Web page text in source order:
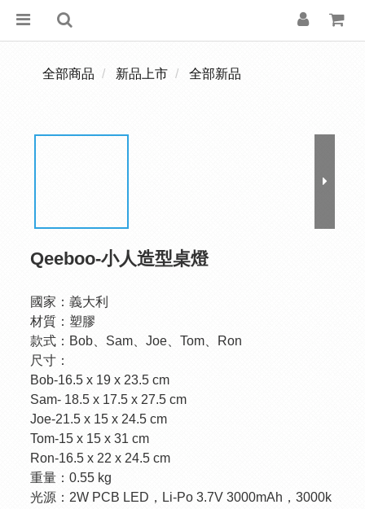
全部商品 新品上市 全部新品
Qeeboo-小人造型桌燈
國家：義大利
材質：塑膠
款式：Bob、Sam、Joe、Tom、Ron
尺寸：
Bob-16.5 x 19 x 23.5 cm
Sam- 18.5 x 17.5 x 27.5 cm
Joe-21.5 x 15 x 24.5 cm
Tom-15 x 15 x 31 cm
Ron-16.5 x 22 x 24.5 cm
重量：0.55 kg
光源：2W PCB LED，Li-Po 3.7V 3000mAh，3000k